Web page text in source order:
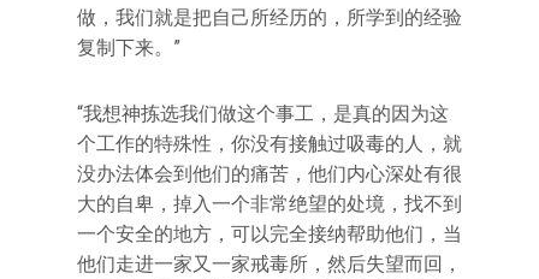
做，我们就是把自己所经历的，所学到的经验
复制下来。”
“我想神拣选我们做这个事工，是真的因为这
个工作的特殊性，你没有接触过吸毒的人，就
没办法体会到他们的痛苦，他们内心深处有很
大的自卑，掉入一个非常绝望的处境，找不到
一个安全的地方，可以完全接纳帮助他们，当
他们走进一家又一家戒毒所，然后失望而回，